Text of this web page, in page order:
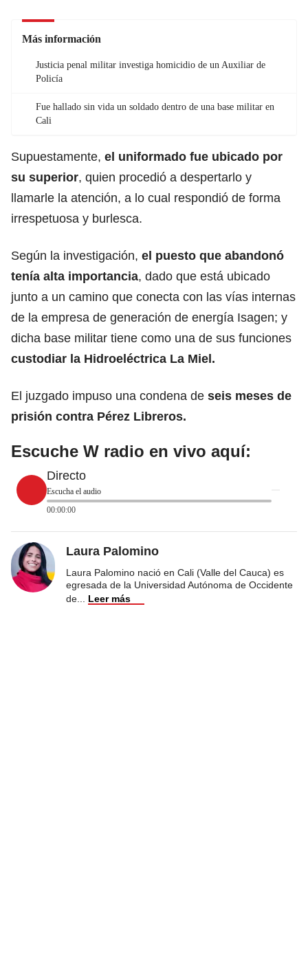
Más información
Justicia penal militar investiga homicidio de un Auxiliar de
Policía
Fue hallado sin vida un soldado dentro de una base militar en
Cali
Supuestamente, el uniformado fue ubicado por
su superior, quien procedió a despertarlo y
llamarle la atención, a lo cual respondió de forma
irrespetuosa y burlesca.
Según la investigación, el puesto que abandonó
tenía alta importancia, dado que está ubicado
junto a un camino que conecta con las vías internas
de la empresa de generación de energía Isagen; y
dicha base militar tiene como una de sus funciones
custodiar la Hidroeléctrica La Miel.
El juzgado impuso una condena de seis meses de
prisión contra Pérez Libreros.
Escuche W radio en vivo aquí:
Directo
Escucha el audio
00:00:00
Laura Palomino
Laura Palomino nació en Cali (Valle del Cauca) es
egresada de la Universidad Autónoma de Occidente
de
Leer más